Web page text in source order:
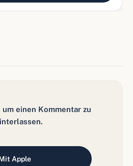
einen Kommentar zu
Apple